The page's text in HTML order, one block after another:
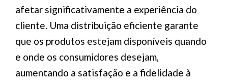
afetar significativamente a experiência do
cliente. Uma distribuição eficiente garante
que os produtos estejam disponíveis quando
e onde os consumidores desejam,
aumentando a satisfação e a fidelidade à